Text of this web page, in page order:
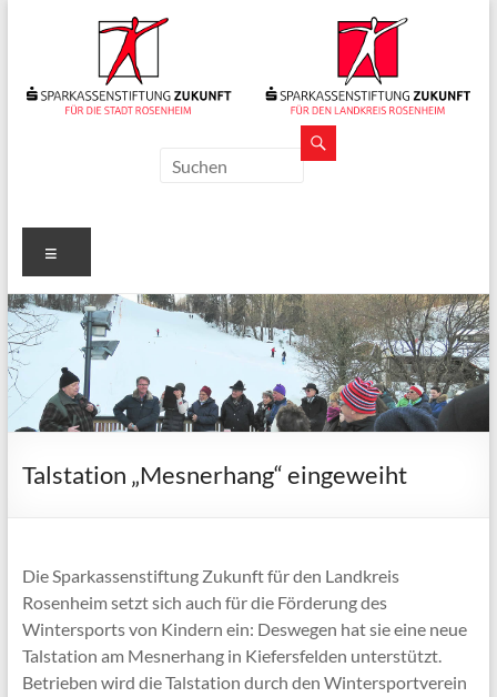
Sparkassenstiftungen
Für
Stadt
und
Landkreis
Rosenheim
Talstation „Mesnerhang“ eingeweiht
Die Sparkassenstiftung Zukunft für den Landkreis
Rosenheim setzt sich auch für die Förderung des
Wintersports von Kindern ein: Deswegen hat sie eine neue
Talstation am Mesnerhang in Kiefersfelden unterstützt.
Betrieben wird die Talstation durch den Wintersportverein